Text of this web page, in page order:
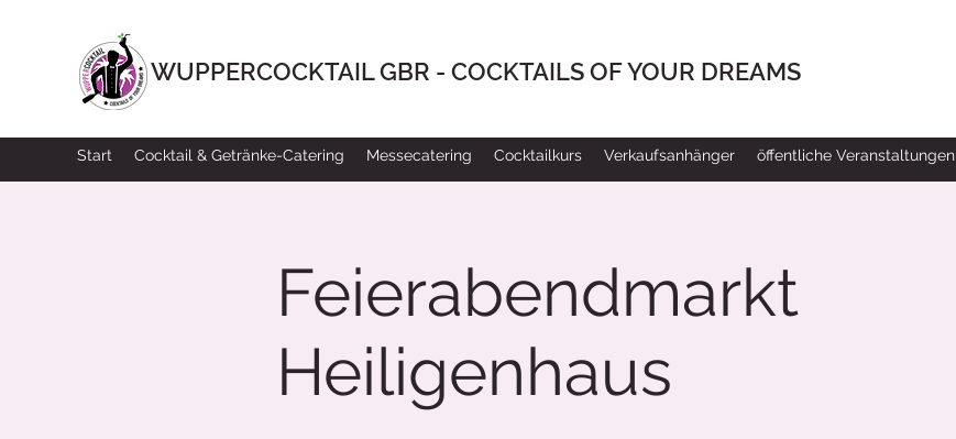
WUPPERCOCKTAIL GBR - COCKTAILS OF YOUR DREAMS
Start Cocktail & Getränke-Catering Messecatering Cocktailkurs Verkaufsanhänger öffentliche Veranstaltungen
Feierabendmarkt
Heiligenhaus